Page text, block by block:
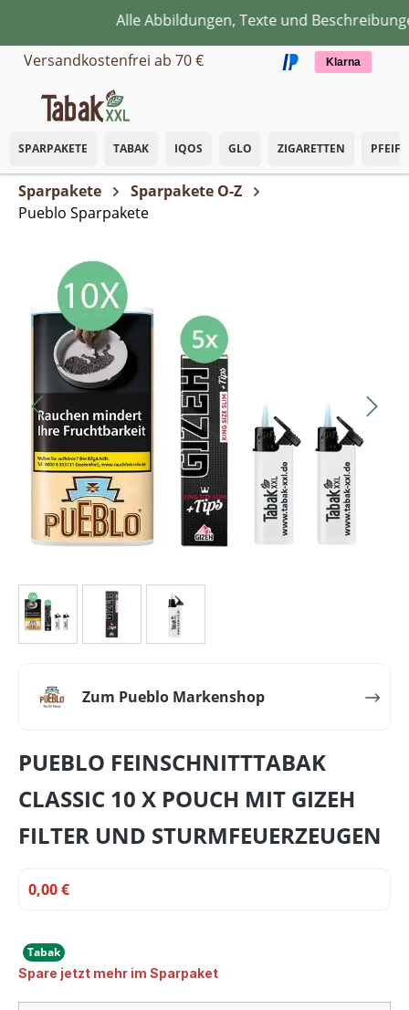
Zum Hauptinhalt springenAlle Abbildungen, Texte und
Versandkostenfrei ab 70 €
Klarna
SPARPAKETE TABAK IQOS GLO ZIGARETTEN
Sparpakete
Sparpakete O-Z
Pueblo Sparpakete
Zum Pueblo Markenshop
PUEBLO FEINSCHNITTTABAK
CLASSIC 10 X POUCH MIT GIZEH
FILTER UND STURMFEUERZEUGEN
0,00 €
Tabak
Spare jetzt mehr im Sparpaket